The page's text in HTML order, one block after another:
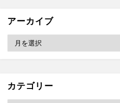
アーカイブ
ブ
カテゴリー